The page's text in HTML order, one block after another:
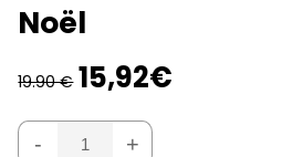
Noël
19.90 € 15,92€
- +